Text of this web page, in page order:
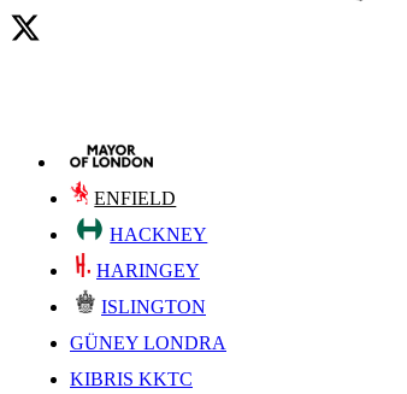
ENFIELD
HACKNEY
HARINGEY
ISLINGTON
GÜNEY LONDRA
KIBRIS KKTC